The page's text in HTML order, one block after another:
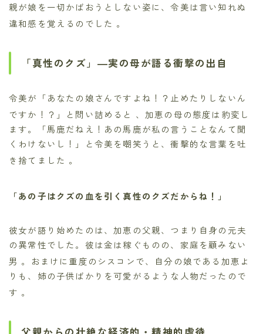
親が娘を一切かばおうとしない姿に、令美は言い知れぬ
違和感を覚えるのでした 。
「真性のクズ」―実の母が語る衝撃の出自
令美が「あなたの娘さんですよね！？止めたりしないん
ですか！？」と問い詰めると 、加恵の母の態度は豹変し
ます。「馬鹿だねえ！あの馬鹿が私の言うことなんて聞
くわけないし！」と令美を嘲笑うと、衝撃的な言葉を吐
き捨てました 。
「あの子はクズの血を引く真性のクズだからね！」
彼女が語り始めたのは、加恵の父親、つまり自身の元夫
の異常性でした。彼は金は稼ぐものの、家庭を顧みない
男 。おまけに重度のシスコンで、自分の娘である加恵よ
りも、姉の子供ばかりを可愛がるような人物だったので
す 。